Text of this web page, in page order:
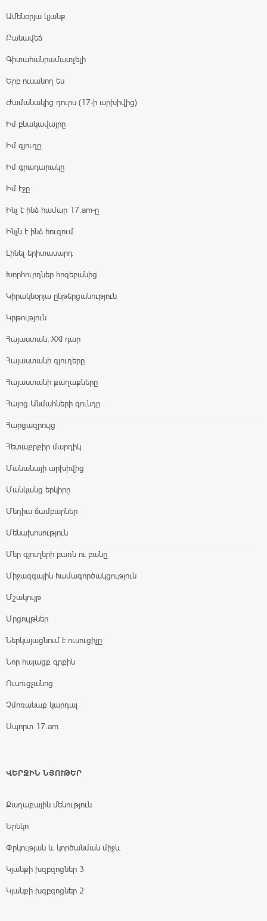
Ամենօրյա կյանք
Բանավեճ
Գիտահանրամատչելի
Երբ ուսանող ես
Ժամանակից դուրս (17-ի արխիվից)
Իմ բնակավայրը
Իմ գյուղը
Իմ գրադարակը
Իմ էջը
Ինչ է ինձ համար 17.am-ը
Ինչն է ինձ հուզում
Լինել երիտասարդ
Խորհուրդներ հոգեբանից
Կիրակնօրյա ընթերցանություն
Կրթություն
Հայաստան, XXI դար
Հայաստանի գյուղերը
Հայաստանի քաղաքները
Հայոց Անմահների գունդը
Հարցազրույց
Հետաքրքիր մարդիկ
Մանանայի արխիվից
Մանկանց երկիրը
Մեդիա ճամբարներ
Մենախոսություն
Մեր գյուղերի բառն ու բանը
Միջազգային համագործակցություն
Մշակույթ
Մրցույթներ
Ներկայացնում է ուսուցիչը
Նոր հայացք գրքին
Ուսուցչանոց
Չմոռանաք կարդալ
Սպորտ 17.am
ՎԵՐՋԻՆ ՆՅՈՒԹԵՐ
Քաղաքային մենություն
Երեկո
Փրկության և կործանման միջև
Կյանքի խզբզոցներ 3
Կյանքի խզբզոցներ 2